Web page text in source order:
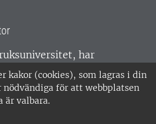
kakor (cookies), som lagras i din
nödvändiga för att webbplatsen
är valbara.
har
Sverige. Huvudorter är
Umeå.SLU är
ISO 14001. •
202100-2817 •